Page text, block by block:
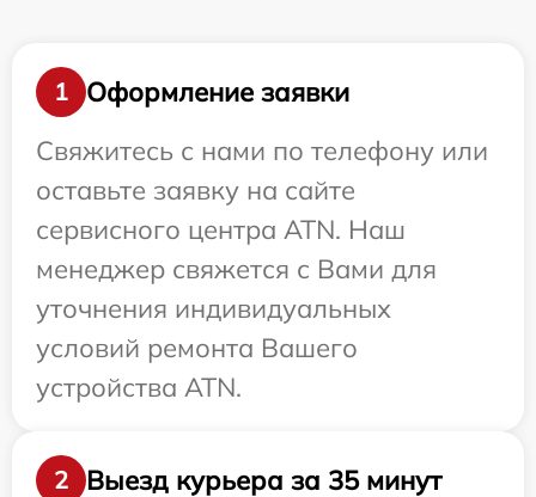
1
Оформление заявки
Свяжитесь с нами по телефону или
оставьте заявку на сайте
сервисного центра ATN. Наш
менеджер свяжется с Вами для
уточнения индивидуальных
условий ремонта Вашего
устройства ATN.
2 Выезд курьера за 35 минут